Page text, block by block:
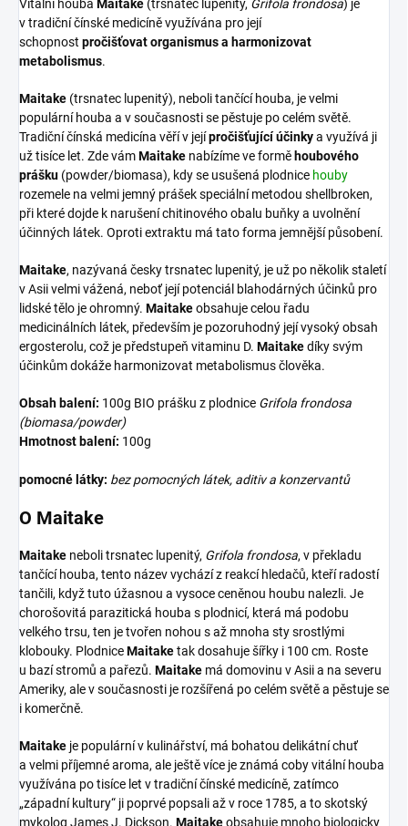
Vitální houba Maitake (trsnatec lupenitý, Grifola frondosa) je
v tradiční čínské medicíně využívána pro její
schopnost pročišťovat organismus a harmonizovat
metabolismus.
Maitake (trsnatec lupenitý), neboli tančící houba, je velmi
populární houba a v současnosti se pěstuje po celém světě.
Tradiční čínská medicína věří v jejípročišťující účinkya využívá ji
už tisíce let. Zde vámMaitake nabízíme ve formě houbového
prášku (powder/biomasa), kdy se usušená plodnice houby
rozemele na velmi jemný prášek speciální metodou shellbroken,
při které dojde k narušení chitinového obalu buňky a uvolnění
účinných látek. Oproti extraktu má tato forma jemnější působení.
Maitake, nazývaná česky trsnatec lupenitý, je už po několik staletí
v Asii velmi vážená, neboť její potenciál blahodárných účinků pro
lidské tělo je ohromný. Maitakeobsahuje celou řadu
medicinálních látek, především je pozoruhodný její vysoký obsah
ergosterolu, což je předstupeň vitaminu D. Maitakedíky svým
účinkům dokáže harmonizovat metabolismus člověka.
Obsah balení: 100g BIO prášku z plodnice Grifola frondosa
(biomasa/powder)
Hmotnost balení: 100g
pomocné látky: bez pomocných látek, aditiv a konzervantů
O Maitake
Maitake neboli trsnatec lupenitý, Grifola frondosa, v překladu
tančící houba, tento název vychází z reakcí hledačů, kteří radostí
tančili, když tuto úžasnou a vysoce ceněnou houbu nalezli. Je
chorošovitá parazitická houba s plodnicí, která má podobu
velkého trsu, ten je tvořen nohou s až mnoha sty srostlými
klobouky. PlodniceMaitaketak dosahuje šířky i 100 cm. Roste
u bazí stromů a pařezů. Maitake má domovinu v Asii a na severu
Ameriky, ale v současnosti je rozšířená po celém světě a pěstuje se
i komerčně.
Maitake je populární v kulinářství, má bohatou delikátní chuť
a velmi příjemné aroma, ale ještě více je známá coby vitální houba
využívána po tisíce let v tradiční čínské medicíně, zatímco
„západní kultury“ ji poprvé popsali až v roce 1785, a to skotský
mykolog James J. Dickson. Maitakeobsahuje mnoho biologicky